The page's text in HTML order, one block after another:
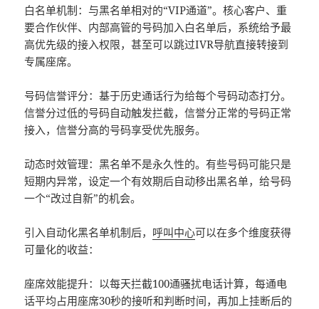
白名单机制：与黑名单相对的“VIP通道”。核心客户、重
要合作伙伴、内部高管的号码加入白名单后，系统给予最
高优先级的接入权限，甚至可以跳过IVR导航直接转接到
专属座席。
号码信誉评分：基于历史通话行为给每个号码动态打分。
信誉分过低的号码自动触发拦截，信誉分正常的号码正常
接入，信誉分高的号码享受优先服务。
动态时效管理：黑名单不是永久性的。有些号码可能只是
短期内异常，设定一个有效期后自动移出黑名单，给号码
一个“改过自新”的机会。
引入自动化黑名单机制后， 呼叫中心可以在多个维度获得
可量化的收益：
座席效能提升：以每天拦截100通骚扰电话计算，每通电
话平均占用座席30秒的接听和判断时间，再加上挂断后的